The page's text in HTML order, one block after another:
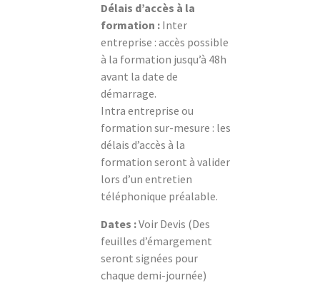
Délais d’accès à la
formation : Inter
entreprise : accès possible
à la formation jusqu’à 48h
avant la date de
démarrage.
Intra entreprise ou
formation sur-mesure : les
délais d’accès à la
formation seront à valider
lors d’un entretien
téléphonique préalable.
Dates :Voir Devis (Des
feuilles d’émargement
seront signées pour
chaque demi-journée)